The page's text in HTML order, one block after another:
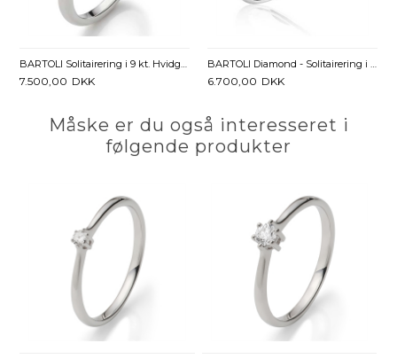
BARTOLI Solitairering i 9 kt. Hvidguld med Diamant - 0,10 ct.
7.500,00 DKK
BARTOLI Diamond - Solitairering i 14 kt. Hvidguld med Diamant - 0,10 ct.
6.700,00 DKK
Måske er du også interesseret i
følgende produkter